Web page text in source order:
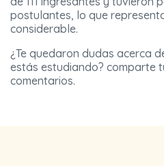
postulantes, lo que
considerable.
¿Te quedaron dudas acerca
estás estudiando? comparte
comentarios.